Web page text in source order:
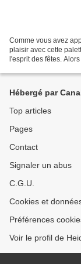
Comme vous avez
plaisir avec cette
l'esprit des fêtes.
Hébergé par
Top articles
Pages
Contact
Signaler un abus
C.G.U.
Cookies et
Préférences
Voir le profil de